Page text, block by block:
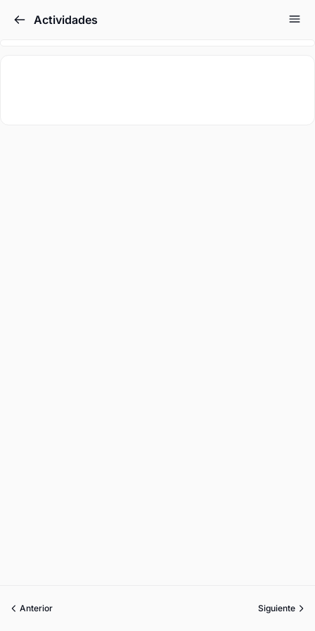
Actividades
Anterior Siguiente